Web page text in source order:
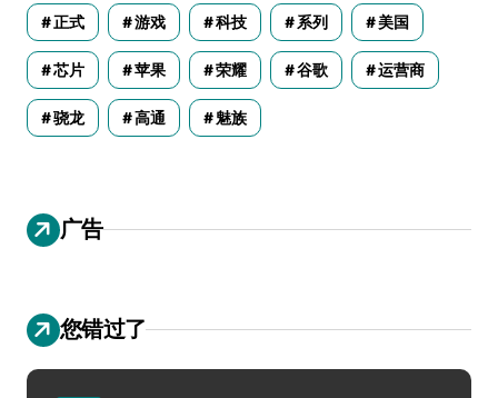
正式 游戏 科技 系列 美国
芯片 苹果 荣耀 谷歌 运营商
骁龙 高通 魅族
广告
您错过了